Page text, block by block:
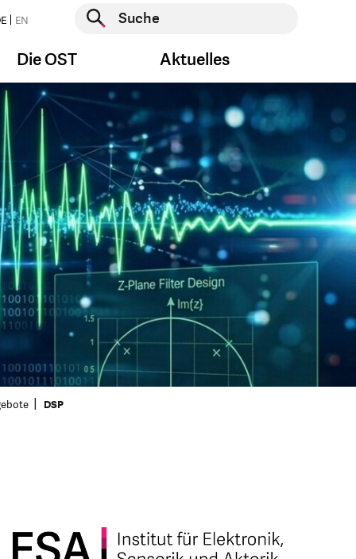
EN
Suche starten
Die OST Aktuelles
DSP